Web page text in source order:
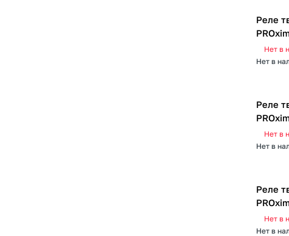
Реле
Нет в
Нет в
Реле
Нет в
Нет в
Реле
Нет в
Нет в